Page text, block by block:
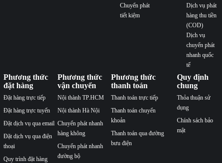
Chuyển phát
tiết kiệm
Dịch vụ phát
hàng thu tiền
(COD)
Dịch vụ
chuyển phát
nhanh quốc
tế
Phương thức
đặt hàng
Đặt hàng trực tiếp
Đặt hàng trực tuyến
Đặt dịch vụ qua email
Đặt dịch vụ qua điện
thoại
Quy trình đặt hàng
Phương thức
vận chuyển
Nội thành TP.HCM
Nội thành Hà Nội
Chuyển phát nhanh
hàng không
Chuyển phát nhanh
đường bộ
Phương thức
thanh toán
Thanh toán trực tiếp
Thanh toán chuyển
khoản
Thanh toán qua đường
bưu điện
Quy định
chung
Thỏa thuận sử
dụng
Chính sách bảo
mật